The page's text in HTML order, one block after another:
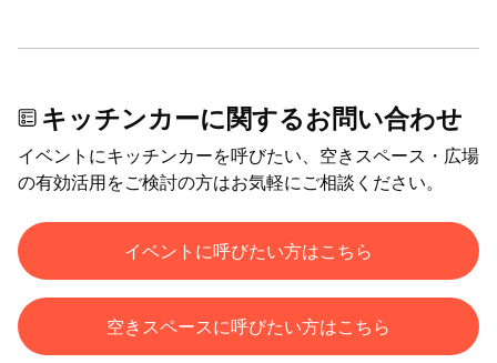
キッチンカーに関するお問い合わせ
イベントにキッチンカーを呼びたい、空きスペース・広場
の有効活用をご検討の方はお気軽にご相談ください。
イベントに呼びたい方はこちら
空きスペースに呼びたい方はこちら